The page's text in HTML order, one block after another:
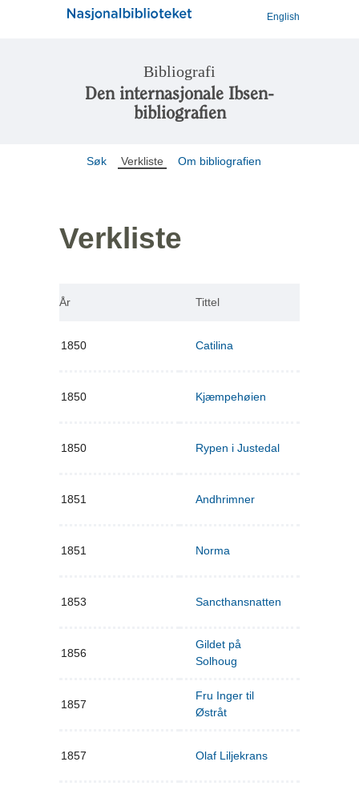
English
Bibliografi
Den internasjonale Ibsen-
bibliografien
Søk Verkliste Om bibliografien
Verkliste
År Tittel
1850 Catilina
1850 Kjæmpehøien
1850 Rypen i Justedal
1851 Andhrimner
1851 Norma
1853 Sancthansnatten
1856
Gildet på
Solhoug
1857
Fru Inger til
Østråt
1857 Olaf Liljekrans